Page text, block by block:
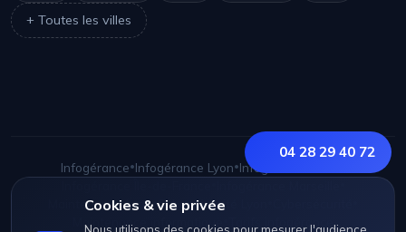
04 28 29 40 72
Cookies & vie privée
+ Toutes les villes
Infogérance•Infogérance Lyon•Infogérance Paris
Maintenance Lyon•Cybersécurité Lyon
Maintenance informatique Tarifs infogérance